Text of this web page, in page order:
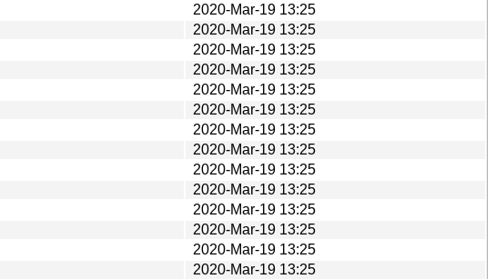
2020-Mar-19 13:25
2020-Mar-19 13:25
2020-Mar-19 13:25
2020-Mar-19 13:25
2020-Mar-19 13:25
2020-Mar-19 13:25
2020-Mar-19 13:25
2020-Mar-19 13:25
2020-Mar-19 13:25
2020-Mar-19 13:25
2020-Mar-19 13:25
2020-Mar-19 13:25
2020-Mar-19 13:25
2020-Mar-19 13:25